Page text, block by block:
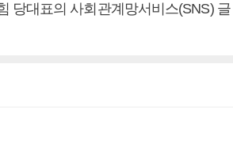
당대표의 사회관계망서비스(SNS) 글